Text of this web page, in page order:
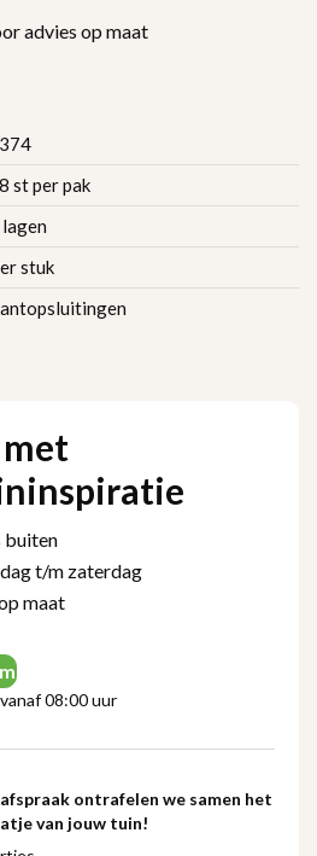
advies op maat
st per pak
stuk
buiten
t/m zaterdag
maat
08:00 uur
ontrafelen we samen het
van jouw tuin!